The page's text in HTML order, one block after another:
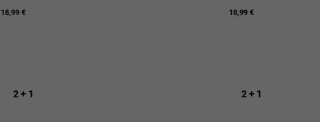
18,99 € 18,99 €
2 + 1 2 + 1